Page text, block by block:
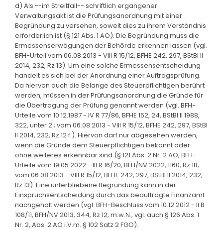
d) Als --im Streitfall-- schriftlich ergangener
Verwaltungsakt ist die Prüfungsanordnung mit einer
Begründung zu versehen, soweit dies zu ihrem Verständnis
erforderlich ist (§ 121 Abs. 1 AO). Die Begründung muss die
Ermessenserwägungen der Behörde erkennen lassen (vgl.
BFH-Urteil vom 06.08.2013 - VIII R 15/12, BFHE 242, 297, BStBl II
2014, 232, Rz 13). Um eine solche Ermessensentscheidung
handelt es sich bei der Anordnung einer Auftragsprüfung.
Da hiervon auch die Belange des Steuerpflichtigen berührt
werden, müssen in der Prüfungsanordnung die Gründe für
die Übertragung der Prüfung genannt werden (vgl. BFH-
Urteile vom 10.12.1987 - IV R 77/86, BFHE 152, 24, BStBl II 1988,
322, unter 2.; vom 06.08.2013 - VIII R 15/12, BFHE 242, 297, BStBl
II 2014, 232, Rz 12 f.). Hiervon darf nur abgesehen werden,
wenn die Gründe dem Steuerpflichtigen bekannt oder
ohne weiteres erkennbar sind (§ 121 Abs. 2 Nr. 2 AO; BFH-
Urteile vom 19.05.2022 - III R 16/20, BFH/NV 2022, 1160, Rz 18;
vom 06.08.2013 - VIII R 15/12, BFHE 242, 297, BStBl II 2014, 232,
Rz 13). Eine unterbliebene Begründung kann in der
Einspruchsentscheidung durch das beauftragte Finanzamt
nachgeholt werden (vgl. BFH-Beschluss vom 10.12.2012 - II B
108/11, BFH/NV 2013, 344, Rz 12, m.w.N.; vgl. auch § 126 Abs. 1
Nr. 2, Abs. 2 AO i.V.m. § 102 Satz 2 FGO).